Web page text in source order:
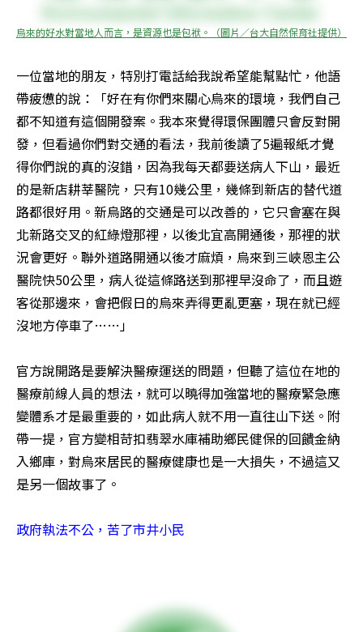
烏來的好水對當地人而言，是資源也是包袱。（圖片／台大自然保育社提供）
一位當地的朋友，特別打電話給我說希望能幫點忙，他語
帶疲憊的說：「好在有你們來關心烏來的環境，我們自己
都不知道有這個開發案。我本來覺得環保團體只會反對開
發，但看過你們對交通的看法，我前後讀了5遍報紙才覺
得你們說的真的沒錯，因為我每天都要送病人下山，最近
的是新店耕莘醫院，只有10幾公里，幾條到新店的替代道
路都很好用。新烏路的交通是可以改善的，它只會塞在與
北新路交叉的紅綠燈那裡，以後北宜高開通後，那裡的狀
況會更好。聯外道路開通以後才麻煩，烏來到三峽恩主公
醫院快50公里，病人從這條路送到那裡早沒命了，而且遊
客從那邊來，會把假日的烏來弄得更亂更塞，現在就已經
沒地方停車了……」
官方說開路是要解決醫療運送的問題，但聽了這位在地的
醫療前線人員的想法，就可以曉得加強當地的醫療緊急應
變體系才是最重要的，如此病人就不用一直往山下送。附
帶一提，官方變相苛扣翡翠水庫補助鄉民健保的回饋金納
入鄉庫，對烏來居民的醫療健康也是一大損失，不過這又
是另一個故事了。
政府執法不公，苦了市井小民